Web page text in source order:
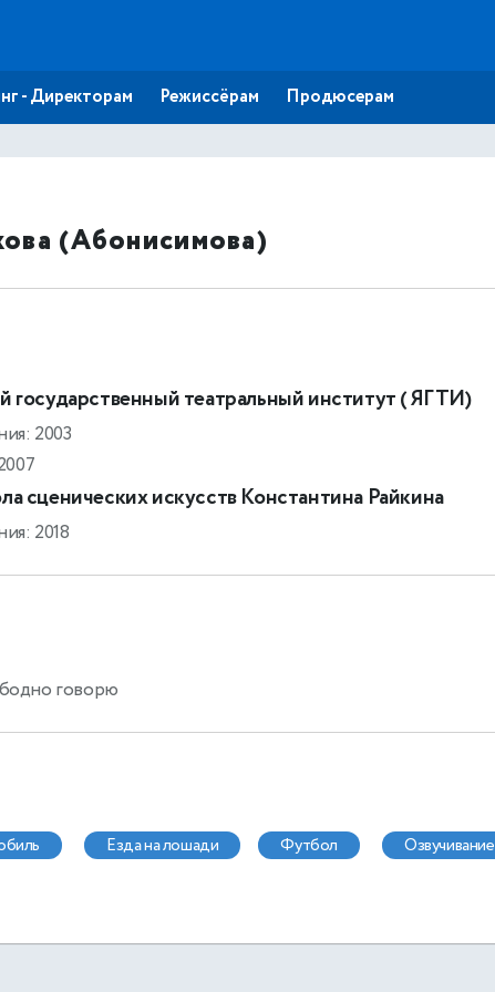
- Директорам Режиссёрам Продюсерам
(Абонисимова)
государственный театральный институт ( ЯГТИ)
2003
сценических искусств Константина Райкина
2018
говорю
езда на лошади футбол озвучивание